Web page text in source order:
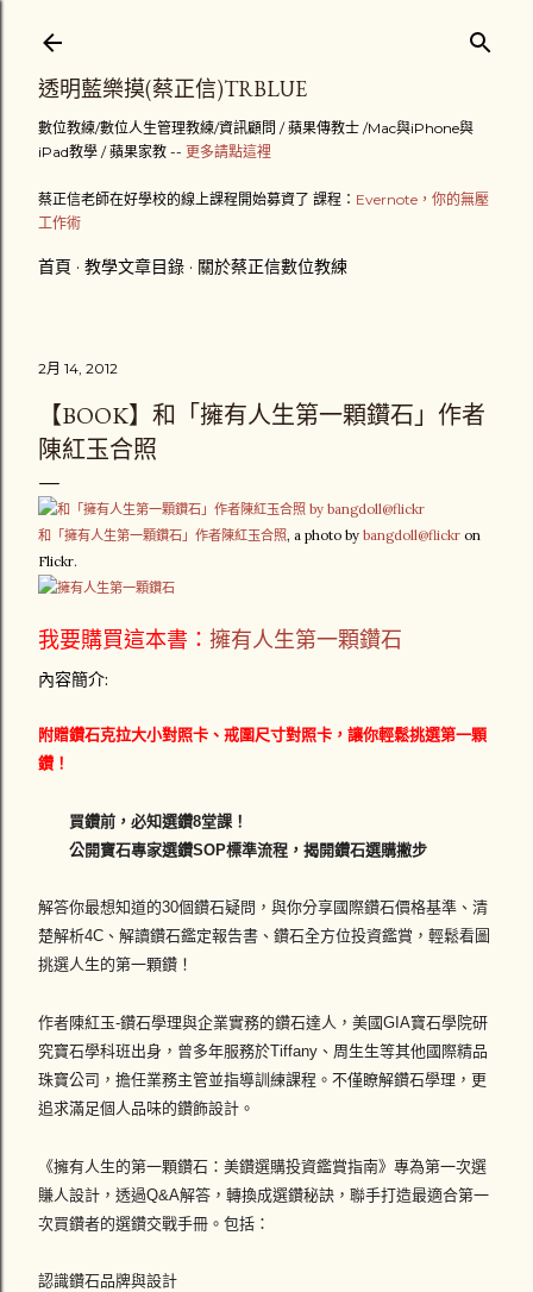
透明藍樂摸(蔡正信)TRBLUE
數位教練/數位人生管理教練/資訊顧問 / 蘋果傳教士 /Mac與iPhone與
iPad教學 / 蘋果家教 -- 更多請點這裡
蔡正信老師在好學校的線上課程開始募資了 課程： Evernote，你的無壓
工作術
首頁 教學文章目錄 關於蔡正信數位教練
2月 14, 2012
【BOOK】和「擁有人生第一顆鑽石」作者
陳紅玉合照
和「擁有人生第一顆鑽石」作者陳紅玉合照, a photo by bangdoll@flickr on
Flickr.
我要購買這本書： 擁有人生第一顆鑽石
內容簡介:
附贈鑽石克拉大小對照卡、戒圍尺寸對照卡，讓你輕鬆挑選第一顆
鑽！
買鑽前，必知選鑽8堂課！
公開寶石專家選鑽SOP標準流程，揭開鑽石選購撇步
解答你最想知道的30個鑽石疑問，與你分享國際鑽石價格基準、清
楚解析4C、解讀鑽石鑑定報告書、鑽石全方位投資鑑賞，輕鬆看圖
挑選人生的第一顆鑽！
作者陳紅玉-鑽石學理與企業實務的鑽石達人，美國GIA寶石學院研
究寶石學科班出身，曾多年服務於Tiffany、周生生等其他國際精品
珠寶公司，擔任業務主管並指導訓練課程。不僅瞭解鑽石學理，更
追求滿足個人品味的鑽飾設計。
《擁有人生的第一顆鑽石：美鑽選購投資鑑賞指南》專為第一次選
賺人設計，透過Q&A解答，轉換成選鑽秘訣，聯手打造最適合第一
次買鑽者的選鑽交戰手冊。包括：
認識鑽石品牌與設計